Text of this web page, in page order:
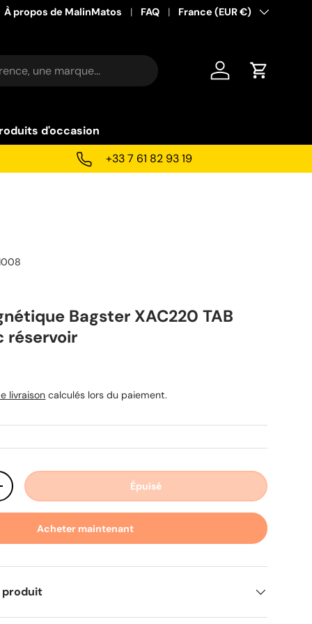
À propos de MalinMatos FAQ Pays
France (EUR €)
Se connecter
Panier
d'occasion
+33 7 61 82 93 19
Bagster XAC220 TAB
réservoir
livraison calculés lors du paiement.
la quantité Épuisé
Acheter maintenant
produit